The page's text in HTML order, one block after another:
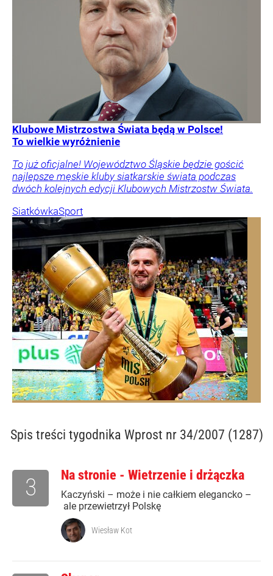
Klubowe Mistrzostwa Świata będą w Polsce!
To wielkie wyróżnienie
To już oficjalne! Województwo Śląskie będzie gościć
najlepsze męskie kluby siatkarskie świata podczas
dwóch kolejnych edycji Klubowych Mistrzostw Świata.
SiatkówkaSport
Spis treści tygodnika Wprost nr 34/2007 (1287)
Na stronie - Wietrzenie i drżączka
Kaczyński – może i nie całkiem elegancko –
ale przewietrzył Polskę
3
Wiesław Kot